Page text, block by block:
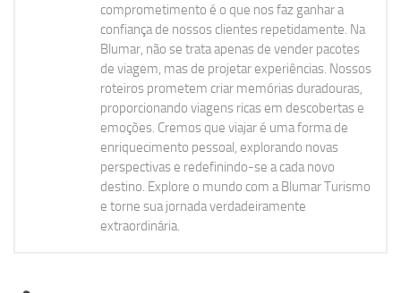
comprometimento é o que nos faz ganhar a
confiança de nossos clientes repetidamente. Na
Blumar, não se trata apenas de vender pacotes
de viagem, mas de projetar experiências. Nossos
roteiros prometem criar memórias duradouras,
proporcionando viagens ricas em descobertas e
emoções. Cremos que viajar é uma forma de
enriquecimento pessoal, explorando novas
perspectivas e redefinindo-se a cada novo
destino. Explore o mundo com a Blumar Turismo
e torne sua jornada verdadeiramente
extraordinária.